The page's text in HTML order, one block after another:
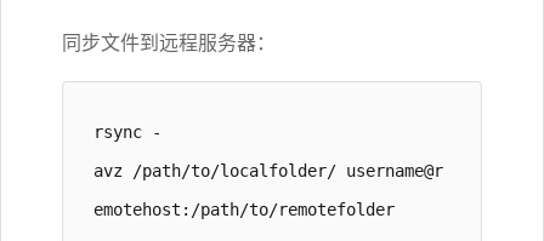
同步文件到远程服务器：
rsync -
avz /path/to/localfolder/ username@r
emotehost:/path/to/remotefolder